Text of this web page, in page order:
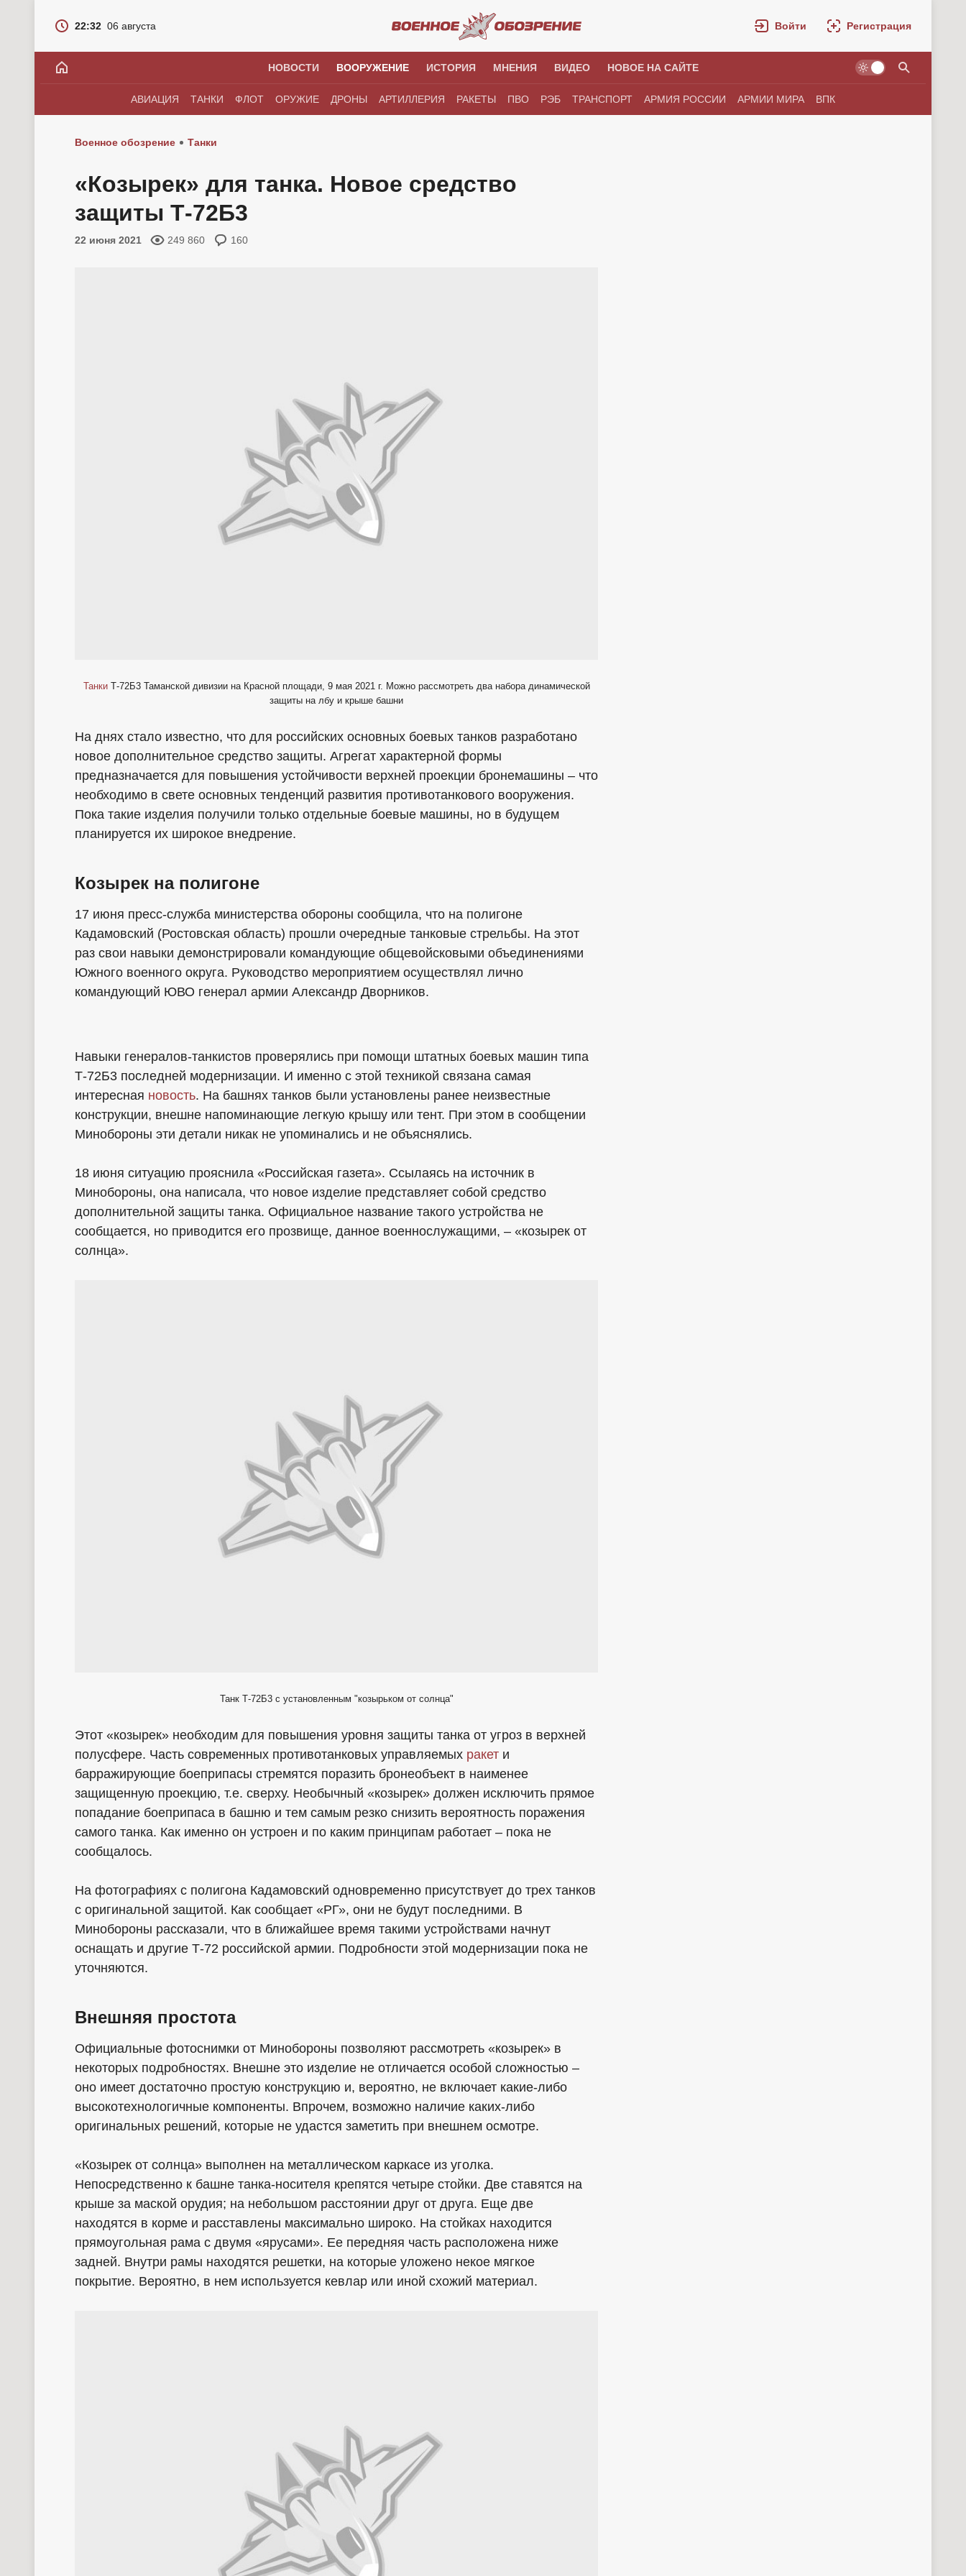
22:32 06 августа Войти Регистрация
НОВОСТИ ВООРУЖЕНИЕ ИСТОРИЯ МНЕНИЯ ВИДЕО НОВОЕ НА САЙТЕ
АВИАЦИЯ ТАНКИ ФЛОТ ОРУЖИЕ ДРОНЫ АРТИЛЛЕРИЯ РАКЕТЫ ПВО РЭБ ТРАНСПОРТ АРМИЯ РОССИИ АРМИИ МИРА ВПК
Военное обозрение Танки
«Козырек» для танка. Новое средство
защиты Т-72Б3
22 июня 2021 249 860 160
ТанкиТ-72Б3 Таманской дивизии на Красной площади, 9 мая 2021 г. Можно рассмотреть два набора динамической
защиты на лбу и крыше башни
На днях стало известно, что для российских основных боевых танков разработано
новое дополнительное средство защиты. Агрегат характерной формы
предназначается для повышения устойчивости верхней проекции бронемашины – что
необходимо в свете основных тенденций развития противотанкового вооружения.
Пока такие изделия получили только отдельные боевые машины, но в будущем
планируется их широкое внедрение.
Козырек на полигоне
17 июня пресс-служба министерства обороны сообщила, что на полигоне
Кадамовский (Ростовская область) прошли очередные танковые стрельбы. На этот
раз свои навыки демонстрировали командующие общевойсковыми объединениями
Южного военного округа. Руководство мероприятием осуществлял лично
командующий ЮВО генерал армии Александр Дворников.
Навыки генералов-танкистов проверялись при помощи штатных боевых машин типа
Т-72Б3 последней модернизации. И именно с этой техникой связана самая
интересная новость. На башнях танков были установлены ранее неизвестные
конструкции, внешне напоминающие легкую крышу или тент. При этом в сообщении
Минобороны эти детали никак не упоминались и не объяснялись.
18 июня ситуацию прояснила «Российская газета». Ссылаясь на источник в
Минобороны, она написала, что новое изделие представляет собой средство
дополнительной защиты танка. Официальное название такого устройства не
сообщается, но приводится его прозвище, данное военнослужащими, – «козырек от
солнца».
Танк Т-72Б3 с установленным "козырьком от солнца"
Этот «козырек» необходим для повышения уровня защиты танка от угроз в верхней
полусфере. Часть современных противотанковых управляемых ракет и
барражирующие боеприпасы стремятся поразить бронеобъект в наименее
защищенную проекцию, т.е. сверху. Необычный «козырек» должен исключить прямое
попадание боеприпаса в башню и тем самым резко снизить вероятность поражения
самого танка. Как именно он устроен и по каким принципам работает – пока не
сообщалось.
На фотографиях с полигона Кадамовский одновременно присутствует до трех танков
с оригинальной защитой. Как сообщает «РГ», они не будут последними. В
Минобороны рассказали, что в ближайшее время такими устройствами начнут
оснащать и другие Т-72 российской армии. Подробности этой модернизации пока не
уточняются.
Внешняя простота
Официальные фотоснимки от Минобороны позволяют рассмотреть «козырек» в
некоторых подробностях. Внешне это изделие не отличается особой сложностью –
оно имеет достаточно простую конструкцию и, вероятно, не включает какие-либо
высокотехнологичные компоненты. Впрочем, возможно наличие каких-либо
оригинальных решений, которые не удастся заметить при внешнем осмотре.
«Козырек от солнца» выполнен на металлическом каркасе из уголка.
Непосредственно к башне танка-носителя крепятся четыре стойки. Две ставятся на
крыше за маской орудия; на небольшом расстоянии друг от друга. Еще две
находятся в корме и расставлены максимально широко. На стойках находится
прямоугольная рама с двумя «ярусами». Ее передняя часть расположена ниже
задней. Внутри рамы находятся решетки, на которые уложено некое мягкое
покрытие. Вероятно, в нем используется кевлар или иной схожий материал.